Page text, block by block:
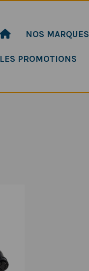
NOS MARQUES
LES PROMOTIONS